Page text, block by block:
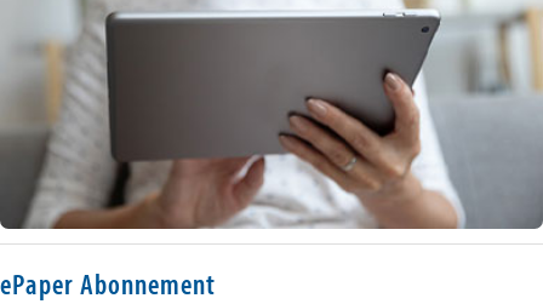
ePaper Abonnement